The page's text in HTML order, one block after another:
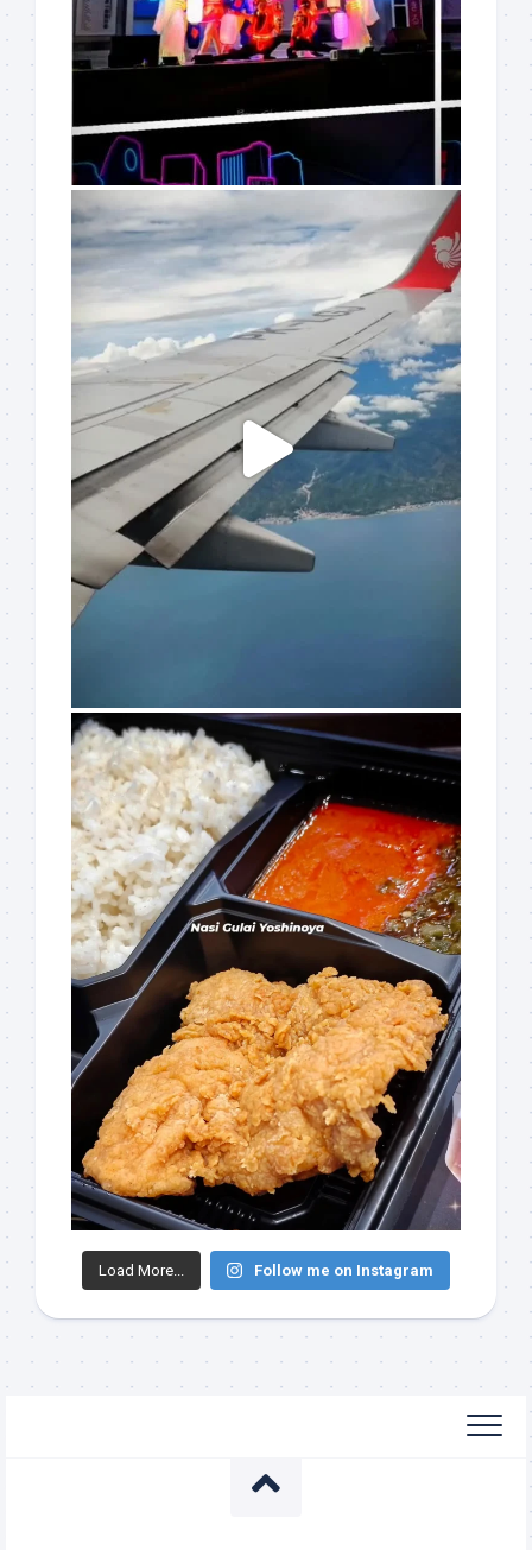
Load More... Follow me on Instagram